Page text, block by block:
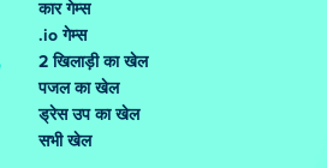
कार गेम्स
.io गेम्स
2 खिलाड़ी का खेल
पजल का खेल
ड्रेस उप का खेल
सभी खेल